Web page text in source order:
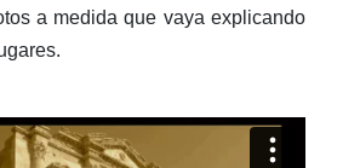
a medida que vaya explicando